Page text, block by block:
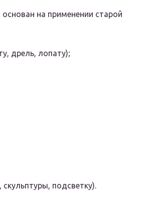
на применении старой
дрель, лопату);
подсветку).